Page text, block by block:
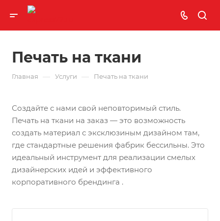
Печать на ткани
Главная — Услуги — Печать на ткани
Создайте с нами свой неповторимый стиль.
Печать на ткани на заказ — это возможность
создать материал с эксклюзиным дизайном там,
где стандартные решения фабрик бессильны. Это
идеальный инструмент для реализации смелых
дизайнерских идей и эффективного
корпоративного брендинга .